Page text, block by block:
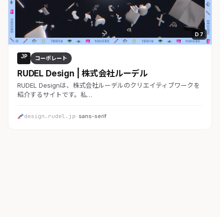
D 7
JP コーポレート
RUDEL Design | 株式会社ルーデル
RUDEL Designは、株式会社ルーデルのクリエイティブワークを
紹介するサイトです。私…
design.rudel.jp· sans-serif